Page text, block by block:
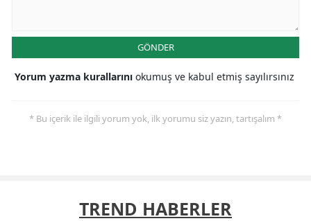
GÖNDER
Yorum yazma kurallarını okumuş ve kabul etmiş sayılırsınız
* Bu içerik ile ilgili yorum yok, ilk yorumu siz yazın, tartışalım *
TREND HABERLER